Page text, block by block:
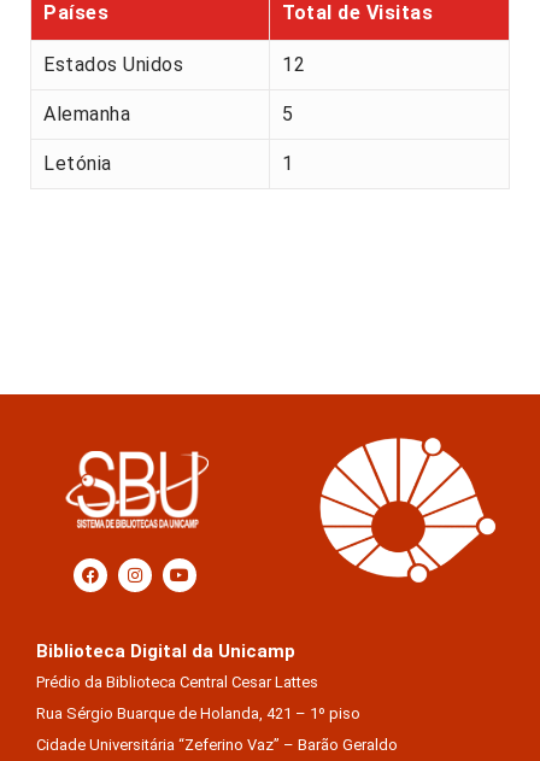
Países
Total de Visitas
Estados Unidos 12
Alemanha 5
Letónia 1
Biblioteca Digital da Unicamp
Prédio da Biblioteca Central Cesar Lattes
Rua Sérgio Buarque de Holanda, 421 – 1º piso
Cidade Universitária “Zeferino Vaz” – Barão Geraldo